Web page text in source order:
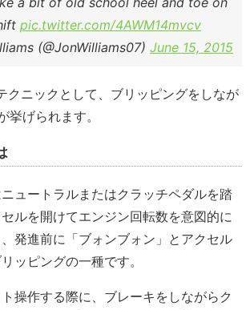
pic.twitter.com/4AWM14mvcv
(@JonWilliams07) June 15, 2015
クニックとして、ブリッピングをしなが
挙げられます。
ュートラルまたはクラッチペダルを踏
ルを開けてエンジン回転数を意図的に
発進前に「ブォンブォン」とアクセル
ッピングの一種です。
操作する際に、ブレーキをしながらク